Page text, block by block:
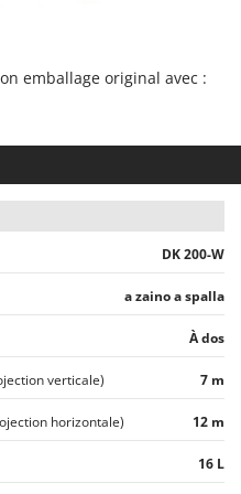
emballage original avec :
DK 200-W
a zaino a spalla
À dos
verticale) 7 m
horizontale) 12 m
16 L